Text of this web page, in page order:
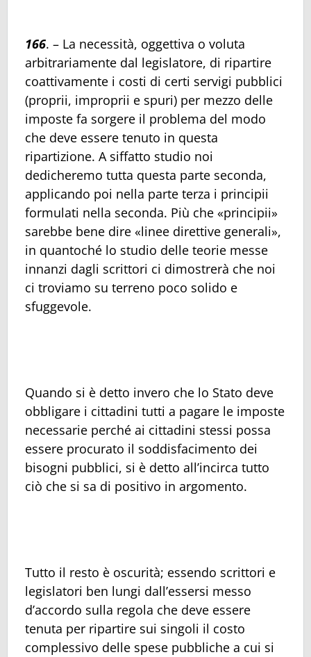
166. – La necessità, oggettiva o voluta
arbitrariamente dal legislatore, di ripartire
coattivamente i costi di certi servigi pubblici
(proprii, improprii e spuri) per mezzo delle
imposte fa sorgere il problema del modo
che deve essere tenuto in questa
ripartizione. A siffatto studio noi
dedicheremo tutta questa parte seconda,
applicando poi nella parte terza i principii
formulati nella seconda. Più che «principii»
sarebbe bene dire «linee direttive generali»,
in quantoché lo studio delle teorie messe
innanzi dagli scrittori ci dimostrerà che noi
ci troviamo su terreno poco solido e
sfuggevole.
Quando si è detto invero che lo Stato deve
obbligare i cittadini tutti a pagare le imposte
necessarie perché ai cittadini stessi possa
essere procurato il soddisfacimento dei
bisogni pubblici, si è detto all’incirca tutto
ciò che si sa di positivo in argomento.
Tutto il resto è oscurità; essendo scrittori e
legislatori ben lungi dall’essersi messo
d’accordo sulla regola che deve essere
tenuta per ripartire sui singoli il costo
complessivo delle spese pubbliche a cui si